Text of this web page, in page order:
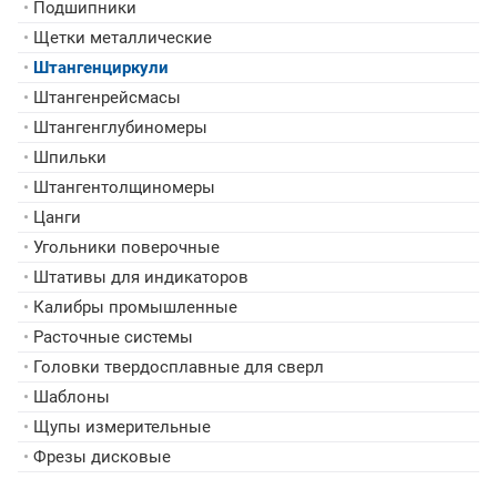
• Подшипники
• Щетки металлические
• Штангенциркули
• Штангенрейсмасы
• Штангенглубиномеры
• Шпильки
• Штангентолщиномеры
• Цанги
• Угольники поверочные
• Штативы для индикаторов
• Калибры промышленные
• Расточные системы
• Головки твердосплавные для сверл
• Шаблоны
• Щупы измерительные
• Фрезы дисковые